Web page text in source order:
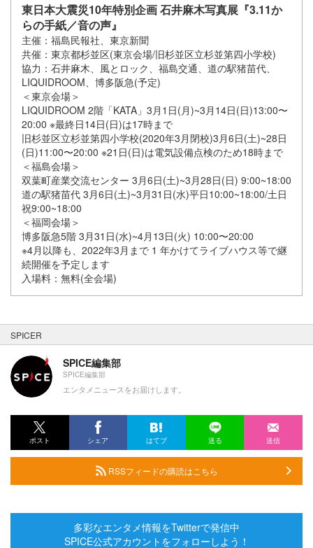
東日本大震災10年特別企画 石井麻木写真展『3.11か
らの手紙／音の声』
主催：福島民報社、東京新聞
共催：東京都杉並区(東京会場/旧杉並区立杉並第四小学校)
協力：石井麻木、風とロック、福島交通、道の駅猪苗代、
LIQUIDROOM、博多阪急(予定)
＜東京会場＞
LIQUIDROOM 2階「KATA」3月1日(月)~3月14日(日)13:00〜
20:00 ※最終日14日(日)は17時まで
旧杉並区立杉並第四小学校(2020年3月閉校)3月6日(土)~28日
(日)11:00〜20:00 ※21日(日)は電気設備点検のため18時まで
＜福島会場＞
双葉町産業交流センター 3月6日(土)~3月28日(日) 9:00~18:00
道の駅猪苗代 3月6日(土)~3月31日(水)平日10:00~18:00/土日
祝9:00~18:00
＜福岡会場＞
博多阪急5階 3月31日(水)~4月13日(火) 10:00〜20:00
※4月以降も、2022年3月まで 1 年かけてライブハウス等で継
続開催を予定します
入場料：無料(全会場)
SPICER
SPICE編集部
SPICE編集部
エンタメニュースをお届けします。
ポスト シェア はてブ 送る 送信
RSSフィードの購読はこちら
多彩なエンタメ情報をTwitterで発信中
SPICE公式アカウントをフォローしよう！